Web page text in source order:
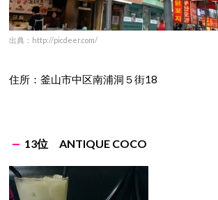
出典：http://picdeer.com/
住所：釜山市中区南浦洞５街18
13位 ANTIQUE COCO